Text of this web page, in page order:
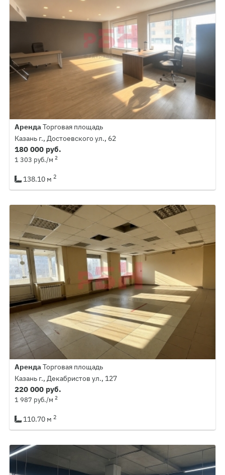
Аренда Торговая площадь
Казань г., Достоевского ул., 62
180 000 руб.
1 303 руб./м 2
138.10 м 2
АрендаТорговая площадь
Казань г., Декабристов ул., 127
220 000 руб.
1 987 руб./м 2
110.70 м 2